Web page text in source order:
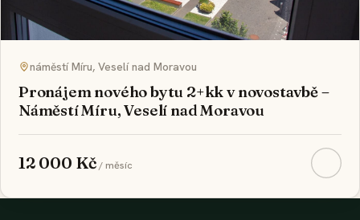
náměstí Míru, Veselí nad Moravou
Pronájem nového bytu 2+kk v novostavbě –
Náměstí Míru, Veselí nad Moravou
12 000 Kč/ měsíc